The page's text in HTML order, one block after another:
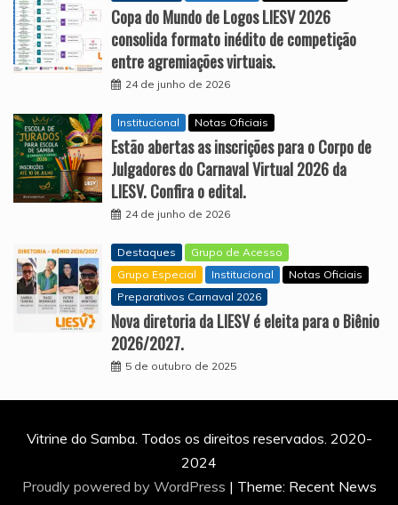
Copa do Mundo de Logos LIESV 2026
consolida formato inédito de competição
entre agremiações virtuais.
24 de junho de 2026
Institucional Notas Oficiais
Estão abertas as inscrições para o Corpo de
Julgadores do Carnaval Virtual 2026 da
LIESV. Confira o edital.
24 de junho de 2026
Destaques
Grupo de Acesso
Grupo Especial
Institucional
Notas Oficiais
Preparativos Carnaval 2026
Nova diretoria da LIESV é eleita para o Biênio
2026/2027.
5 de outubro de 2025
Vitrine do Samba. Todos os direitos reservados. 2020-
2024
Proudly powered by WordPress | Theme: Recent News